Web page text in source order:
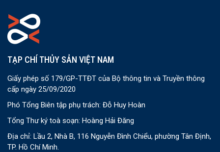
TẠP CHÍ THỦY SẢN VIỆT NAM
Giấy phép số 179/GP-TTĐT của Bộ thông tin và Truyền thông
cấp ngày 25/09/2020
Phó Tổng Biên tập phụ trách: Đỗ Huy Hoàn
Tổng Thư ký toà soạn: Hoàng Hải Đăng
Địa chỉ: Lầu 2, Nhà B, 116 Nguyễn Đình Chiểu, phường Tân Định,
TP. Hồ Chí Minh.